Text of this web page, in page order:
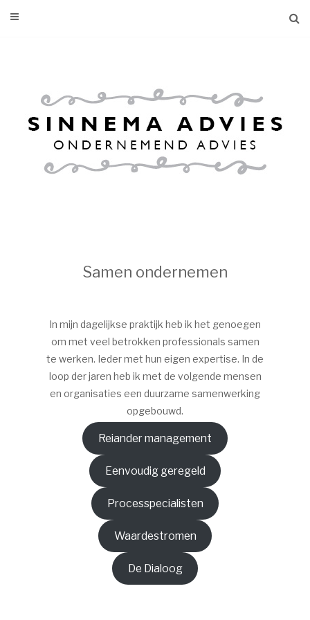
Samen ondernemen
In mijn dagelijkse praktijk heb ik het genoegen
om met veel betrokken professionals samen
te werken. Ieder met hun eigen expertise. In de
loop der jaren heb ik met de volgende mensen
en organisaties een duurzame samenwerking
opgebouwd.
Reiander management
Eenvoudig geregeld
Processpecialisten
Waardestromen
De Dialoog